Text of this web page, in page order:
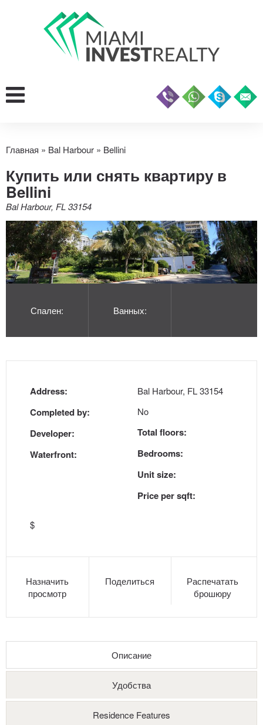
Главная » Bal Harbour » Bellini
Купить или снять квартиру в
Bellini
Bal Harbour, FL 33154
Спален: Ванных:
Address:
Completed by:
Developer:
Waterfront:
Bal Harbour, FL 33154
No
Total floors:
Bedrooms:
Unit size:
Price per sqft:
$
Назначить
просмотр
Поделиться
Распечатать
брошюру
Описание
Удобства
Residence Features